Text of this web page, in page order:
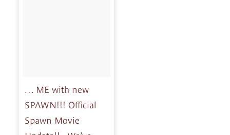
… ME with new
SPAWN!!! Official
Spawn Movie